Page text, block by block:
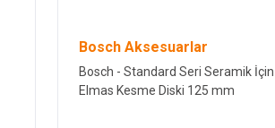
Bosch Aksesuarlar
Bosch - Standard Seri Seramik İçin
Elmas Kesme Diski 125 mm